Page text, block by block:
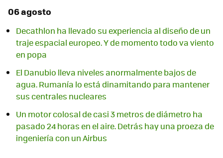
06 agosto
Decathlon ha llevado su experiencia al diseño de un
traje espacial europeo. Y de momento todo va viento
en popa
El Danubio lleva niveles anormalmente bajos de
agua. Rumanía lo está dinamitando para mantener
sus centrales nucleares
Un motor colosal de casi 3 metros de diámetro ha
pasado 24 horas en el aire. Detrás hay una proeza de
ingeniería con un Airbus